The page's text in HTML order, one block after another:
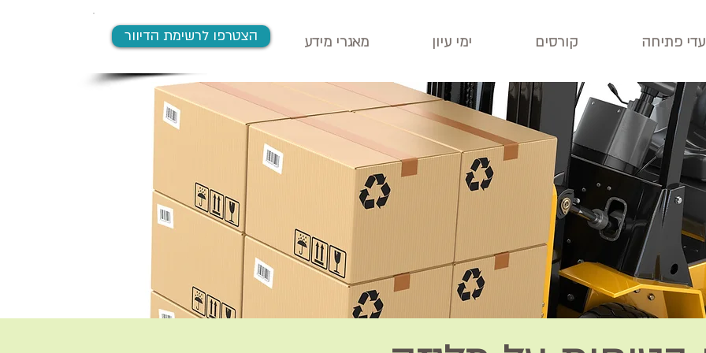
הצטרפו לרשימת הדיוור פתיחה קורסים ימי עיון מאגרי מידע